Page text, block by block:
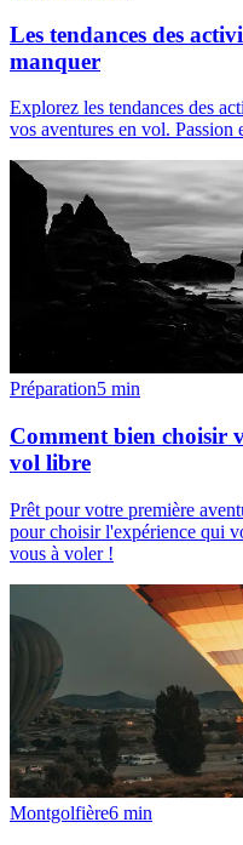
Les tendances des
manquer
Explorez les tendances des
vos aventures en vol.
Préparation5 min
Comment bien choisir
vol libre
Prêt pour votre première
pour choisir l'expérience qui
vous à voler !
Montgolfière6 min